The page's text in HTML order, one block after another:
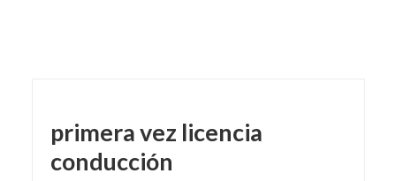
primera vez licencia
conducción